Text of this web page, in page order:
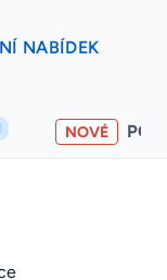
NABÍDEK
NOVÉ